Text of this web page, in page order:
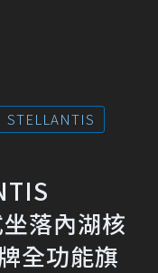
STELLANTIS
落內湖核
全功能旗